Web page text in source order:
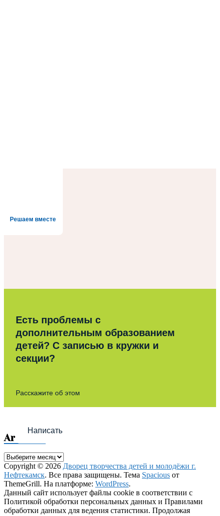
Решаем вместе
Есть проблемы с
дополнительным образованием
детей? С записью в кружки и
секции?
Расскажите об этом
Написать
Archives
Archives
Copyright © 2026 Дворец творчества детей и молодёжи г.
Нефтекамск. Все права защищены. Тема Spacious от
ThemeGrill. На платформе: WordPress.
Данный сайт использует файлы cookie в соответствии с
Политикой обработки персональных данных и Правилами
обработки данных для ведения статистики. Продолжая